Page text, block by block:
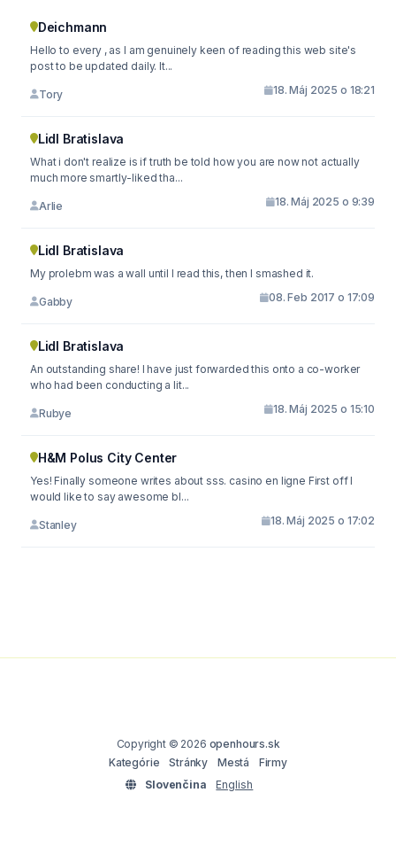
Deichmann
Hello to every , as I am genuinely keen of reading this web site's
post to be updated daily. It...
Tory 18. Máj 2025 o 18:21
Lidl Bratislava
What i don't realize is if truth be told how you are now not actually
much more smartly-liked tha...
Arlie 18. Máj 2025 o 9:39
Lidl Bratislava
My prolebm was a wall until I read this, then I smashed it.
Gabby 08. Feb 2017 o 17:09
Lidl Bratislava
An outstanding share! I have just forwarded this onto a co-worker
who had been conducting a lit...
Rubye 18. Máj 2025 o 15:10
H&M Polus City Center
Yes! Finally someone writes about sss. casino en ligne First off I
would like to say awesome bl...
Stanley 18. Máj 2025 o 17:02
Copyright © 2026 openhours.sk
Kategórie
Stránky Mestá
Firmy
Slovenčina
English